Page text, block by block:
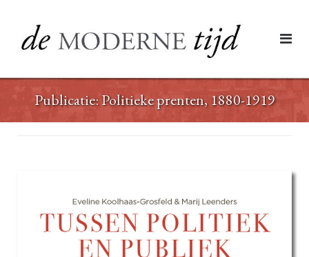
Publicatie: Politieke prenten, 1880-1919